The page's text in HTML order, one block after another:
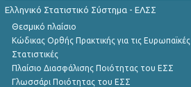
Ελληνικό Στατιστικό Σύστημα - ΕΛΣΣ
Θεσμικό πλαίσιο
Κώδικας Ορθής Πρακτικής για τις Ευρωπαϊκές
Στατιστικές
Πλαίσιο Διασφάλισης Ποιότητας του ΕΣΣ
Γλωσσάρι Ποιότητας του ΕΣΣ